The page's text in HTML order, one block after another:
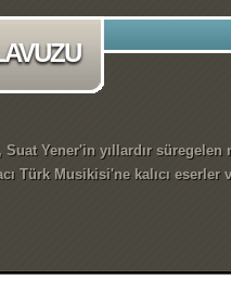
Yener'in yıllardır
Türk Musikisi'ne kalıcı eserler